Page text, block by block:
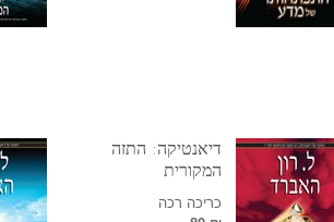
דיאנטיקה: התזה
המקורית
כריכה רכה